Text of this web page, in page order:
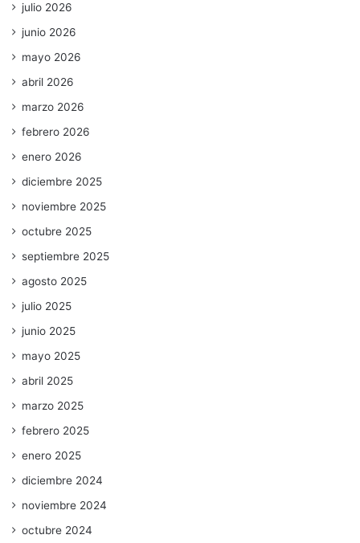
julio 2026
junio 2026
mayo 2026
abril 2026
marzo 2026
febrero 2026
enero 2026
diciembre 2025
noviembre 2025
octubre 2025
septiembre 2025
agosto 2025
julio 2025
junio 2025
mayo 2025
abril 2025
marzo 2025
febrero 2025
enero 2025
diciembre 2024
noviembre 2024
octubre 2024